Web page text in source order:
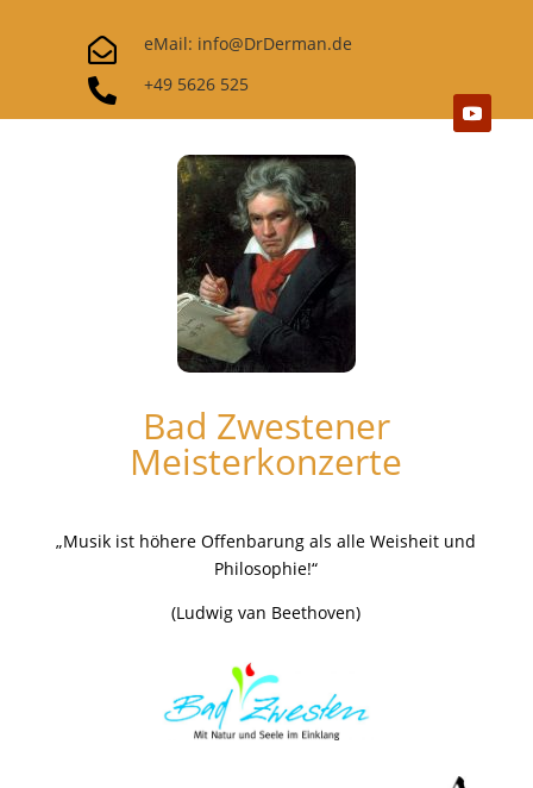
 eMail: info@DrDerman.de
 +49 5626 525
Bad Zwestener
Meisterkonzerte
„Musik ist höhere Offenbarung als alle Weisheit und
Philosophie!“
(Ludwig van Beethoven)